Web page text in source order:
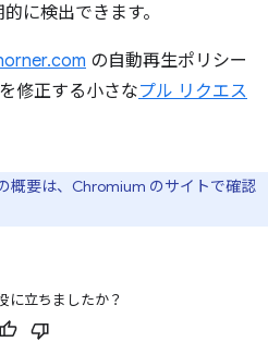
に検出できます。
の自動再生ポリシー
修正する小さなプル リクエス
概要は、Chromium のサイトで確認
に立ちましたか？